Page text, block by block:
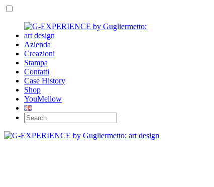
Azienda
Creazioni
Stampa
Contatti
Case History
Shop
YouMellow